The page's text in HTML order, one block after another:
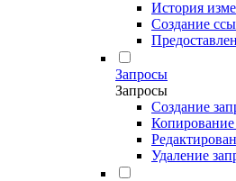
История
Создание
Запросы
Запросы
Создание
Копирование
Удаление